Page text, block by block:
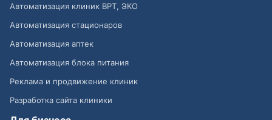
Автоматизация клиник ВРТ, ЭКО
Автоматизация стационаров
Автоматизация аптек
Автоматизация блока питания
Реклама и продвижение клиник
Разработка сайта клиники